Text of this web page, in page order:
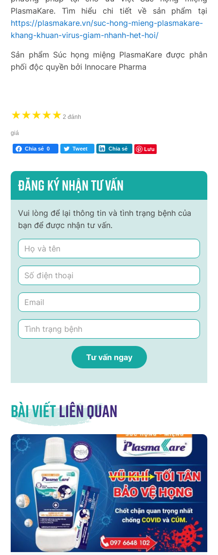
PlasmaKare. Tìm hiểu chi tiết về sản phẩm tại
https://plasmakare.vn/suc-hong-mieng-plasmakare-
khang-khuan-virus-giam-nhanh-het-hoi/
Sản phẩm Súc họng miệng PlasmaKare được phân
phối độc quyền bởi Innocare Pharma
★★★★★ 2 đánh
giá
Chia sẻ 0 Tweet Chia sẻ Lưu
Đăng ký nhận tư vấn
Vui lòng để lại thông tin và tình trạng bệnh của
bạn để được nhận tư vấn.
Bài viếtliên quan